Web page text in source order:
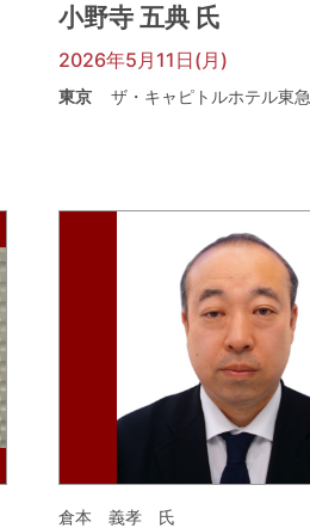
小野寺 五典 氏
2026年5月11日(月)
東京 ザ・キャピトルホテル東急
倉本 義孝 氏